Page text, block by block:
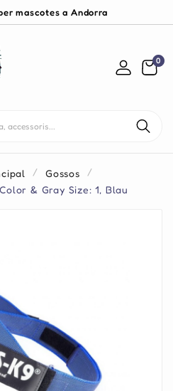
mascotes a Andorra
0
Gossos
& Gray Size: 1, Blau